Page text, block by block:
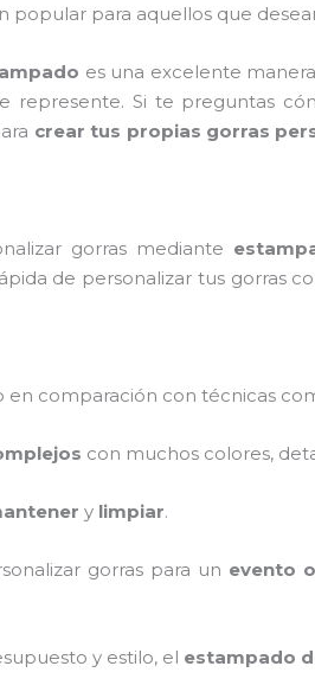
popular para aquellos que
es una excelente
Si te preguntas
crear tus propias gorras
gorras mediante
de personalizar tus gorras
en comparación con técnicas
con muchos colores,
y limpiar.
gorras para un evento
y estilo, el estampado